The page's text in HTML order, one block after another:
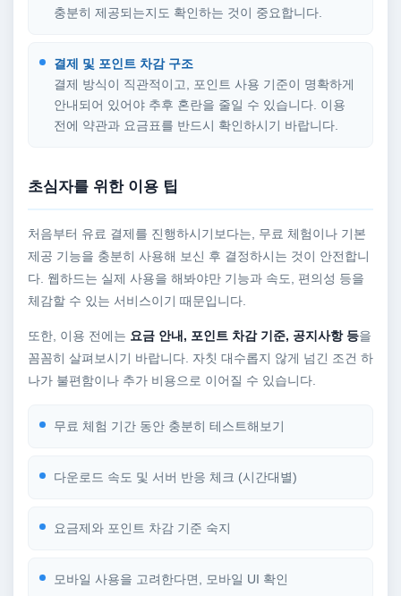
충분히 제공되는지도 확인하는 것이 중요합니다.
결제 및 포인트 차감 구조
결제 방식이 직관적이고, 포인트 사용 기준이 명확하게
안내되어 있어야 추후 혼란을 줄일 수 있습니다. 이용
전에 약관과 요금표를 반드시 확인하시기 바랍니다.
초심자를 위한 이용 팁
처음부터 유료 결제를 진행하시기보다는, 무료 체험이나 기본
제공 기능을 충분히 사용해 보신 후 결정하시는 것이 안전합니
다. 웹하드는 실제 사용을 해봐야만 기능과 속도, 편의성 등을
체감할 수 있는 서비스이기 때문입니다.
또한, 이용 전에는 요금 안내, 포인트 차감 기준, 공지사항 등을
꼼꼼히 살펴보시기 바랍니다. 자칫 대수롭지 않게 넘긴 조건 하
나가 불편함이나 추가 비용으로 이어질 수 있습니다.
무료 체험 기간 동안 충분히 테스트해보기
다운로드 속도 및 서버 반응 체크 (시간대별)
요금제와 포인트 차감 기준 숙지
모바일 사용을 고려한다면, 모바일 UI 확인